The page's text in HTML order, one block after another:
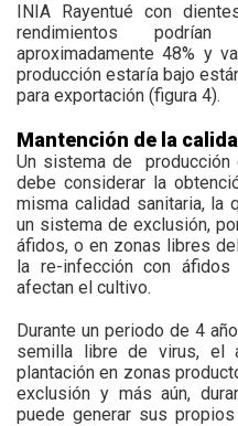
INIA Rayentué con
rendimientos
aproximadamente 48% y
producción estaría bajo
para exportación (figura 4).
Mantención de la
Un sistema de
debe considerar la
misma calidad sanitaria, la
un sistema de exclusión,
áfidos, o en zonas libres
la re-infección con
afectan el cultivo.
Durante un periodo de 4
semilla libre de virus, el
plantación en zonas
exclusión y más aún,
puede generar sus